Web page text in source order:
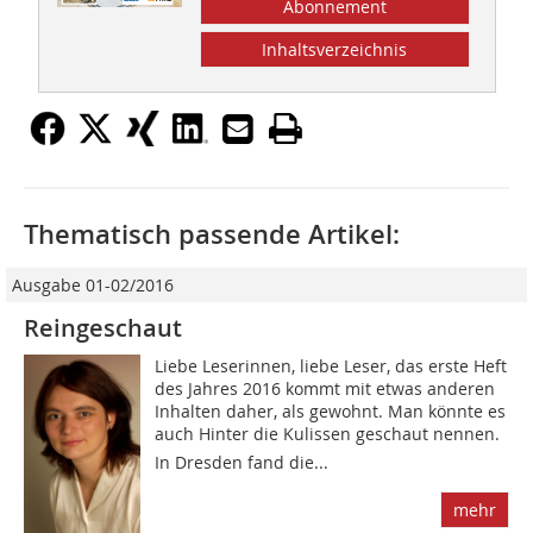
Abonnement
Inhaltsverzeichnis
Thematisch passende Artikel:
Ausgabe 01-02/2016
Reingeschaut
Liebe Leserinnen, liebe Leser, das erste Heft
des Jahres 2016 kommt mit etwas anderen
Inhalten daher, als gewohnt. Man könnte es
auch Hinter die Kulissen geschaut nennen.
In Dresden fand die...
mehr